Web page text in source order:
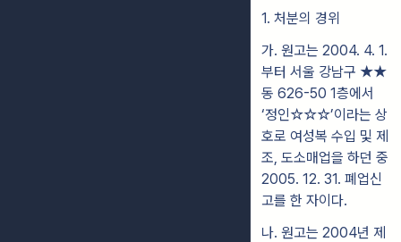
1. 처분의 경위
가. 원고는 2004. 4. 1.
부터 서울 강남구 ★★
동 626-50 1층에서
‘정인☆☆☆’이라는 상
호로 여성복 수입 및 제
조, 도소매업을 하던 중
2005. 12. 31. 폐업신
고를 한 자이다.
나. 원고는 2004년 제